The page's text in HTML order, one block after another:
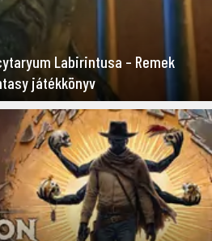
Labirintusa – Remek
játékkönyv